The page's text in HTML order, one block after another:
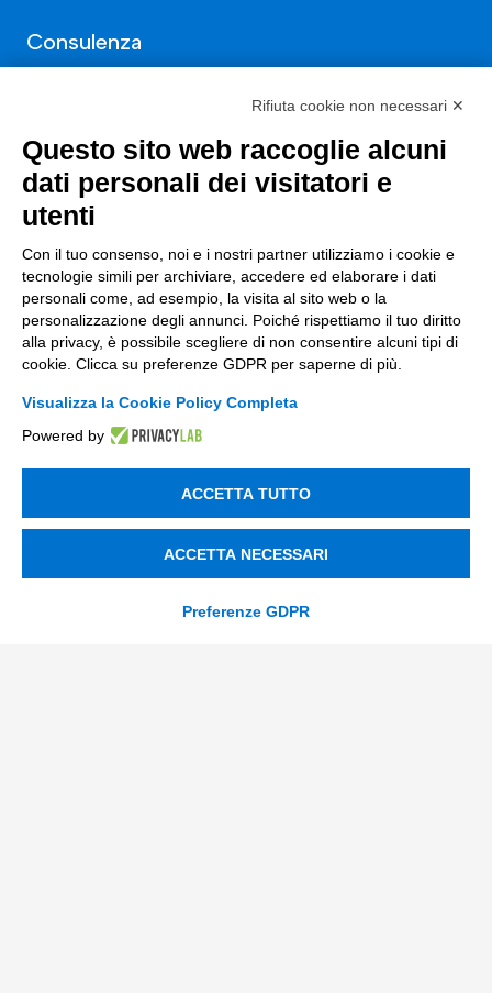
Consulenza
Nuovi Mercati
Innovazione di prodotto e processo
Digital Marketing
Data & BI
Trasformazione Digitale
Compliance Normativa Integrata
Soluzioni Digitali
Smart Factory
Supply Chain
Soluzioni Custom
Rifiuta cookie non necessari ✕
Questo sito web raccoglie alcuni
dati personali dei visitatori e
utenti
Con il tuo consenso, noi e i nostri partner utilizziamo i cookie e
tecnologie simili per archiviare, accedere ed elaborare i dati
personali come, ad esempio, la visita al sito web o la
personalizzazione degli annunci. Poiché rispettiamo il tuo diritto
alla privacy, è possibile scegliere di non consentire alcuni tipi di
cookie. Clicca su preferenze GDPR per saperne di più.
Visualizza la Cookie Policy Completa
Powered by
ACCETTA TUTTO
ACCETTA NECESSARI
Preferenze GDPR